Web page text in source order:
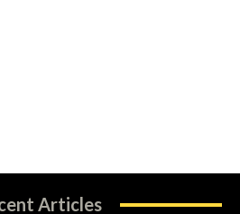
Articles